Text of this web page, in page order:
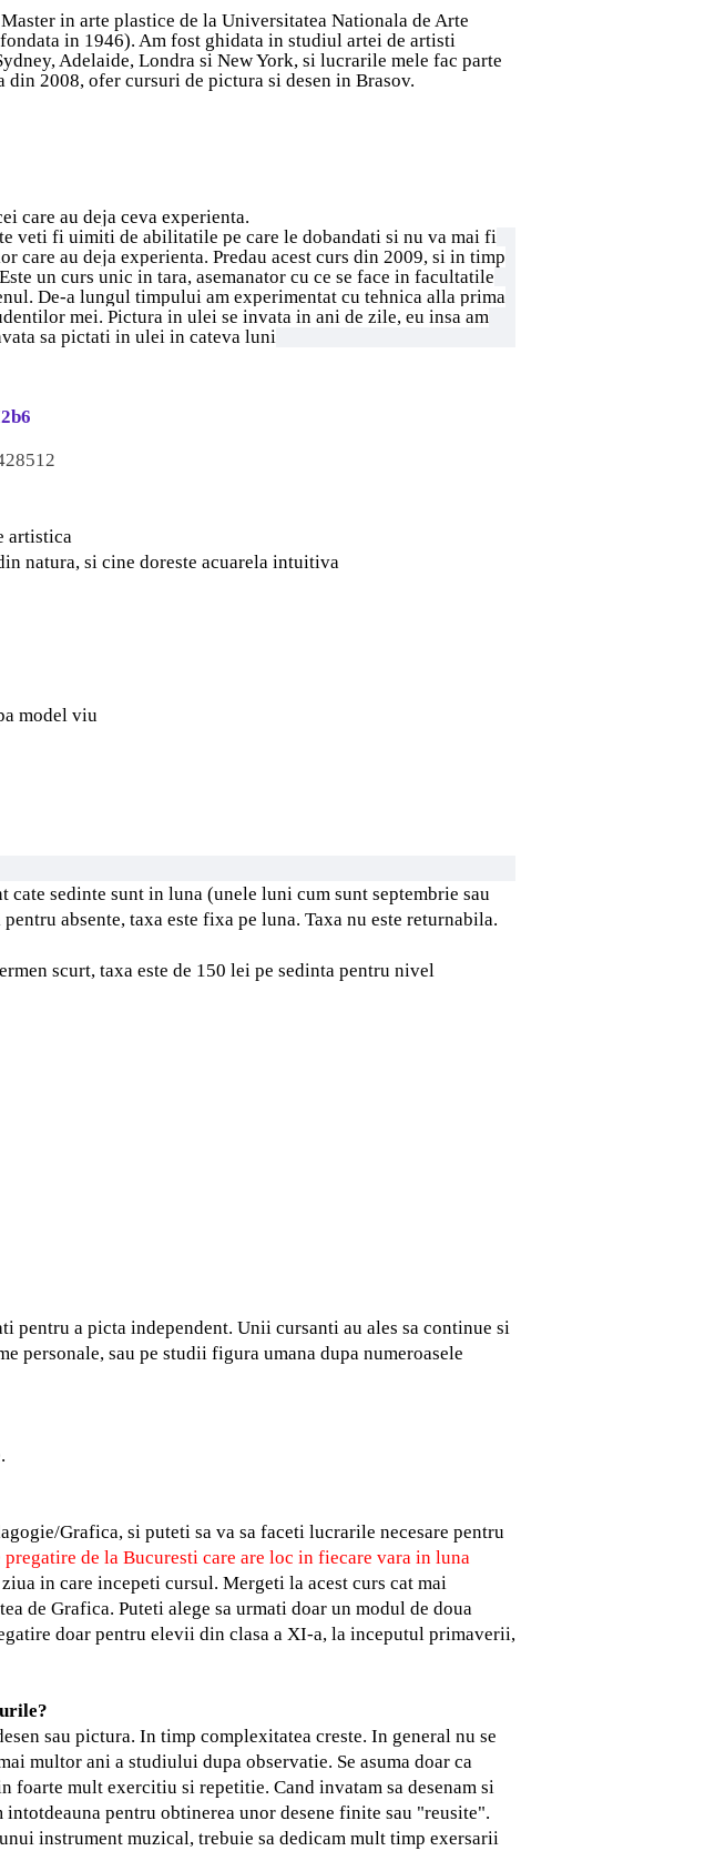
in arte plastice de la Universitatea Nationala de Arte
in 1946). Am fost ghidata in studiul artei de artisti
Adelaide, Londra si New York, si lucrarile mele fac parte
2008, ofer cursuri de pictura si desen in Brasov.
care au deja ceva experienta.
veti fi uimiti de abilitatile pe care le dobandati si nu va mai fi
care au deja experienta. Predau acest curs din 2009, si in timp
un curs unic in tara, asemanator cu ce se face in facultatile
De-a lungul timpului am experimentat cu tehnica alla prima
mei. Pictura in ulei se invata in ani de zile, eu insa am
sa pictati in ulei in cateva luni
artistica
natura, si cine doreste acuarela intuitiva
model viu
sedinte sunt in luna (unele luni cum sunt septembrie sau
absente, taxa este fixa pe luna. Taxa nu este returnabila.
scurt, taxa este de 150 lei pe sedinta pentru nivel
pentru a picta independent. Unii cursanti au ales sa continue si
personale, sau pe studii figura umana dupa numeroasele
Grafica, si puteti sa va sa faceti lucrarile necesare pentru
de la Bucuresti care are loc in fiecare vara in luna
in care incepeti cursul. Mergeti la acest curs cat mai
de Grafica. Puteti alege sa urmati doar un modul de doua
doar pentru elevii din clasa a XI-a, la inceputul primaverii,
sau pictura. In timp complexitatea creste. In general nu se
multor ani a studiului dupa observatie. Se asuma doar ca
foarte mult exercitiu si repetitie. Cand invatam sa desenam si
pentru obtinerea unor desene finite sau "reusite".
instrument muzical, trebuie sa dedicam mult timp exersarii